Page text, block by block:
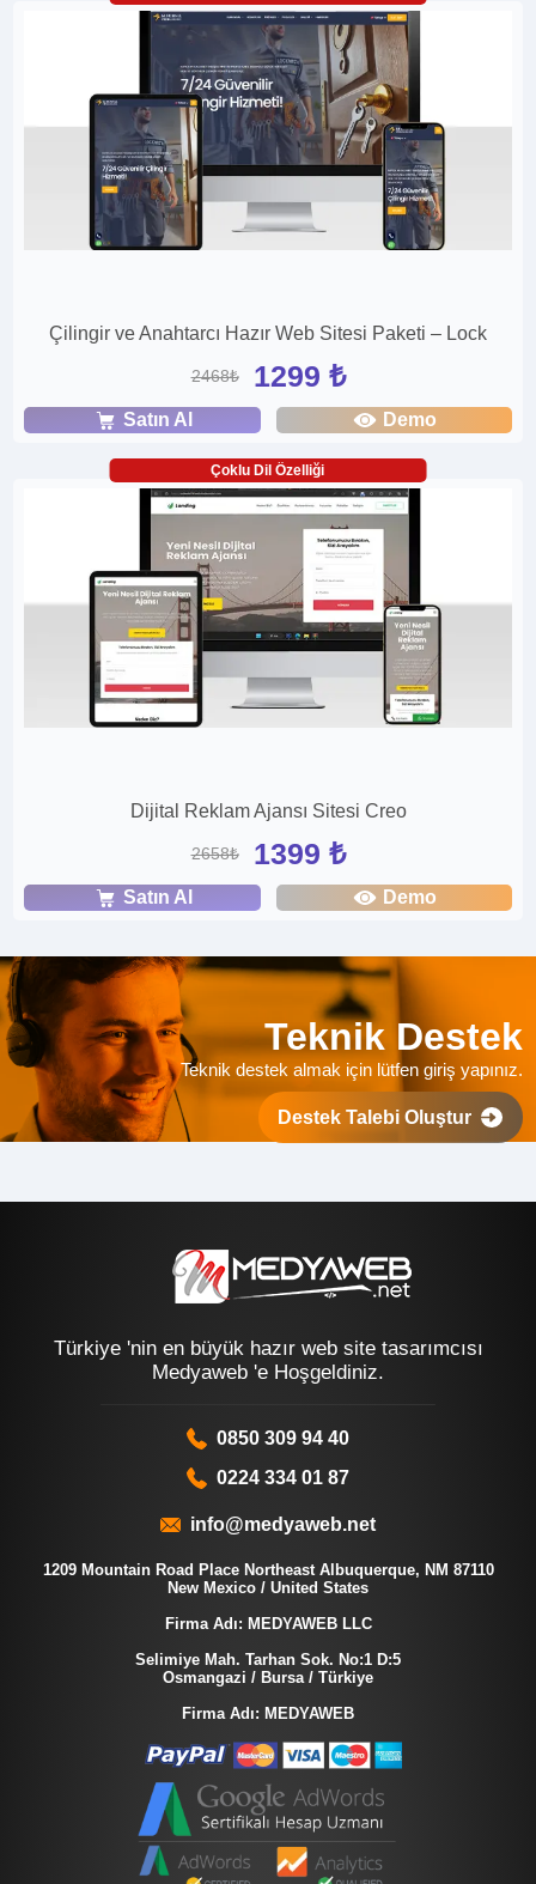
Çilingir ve Anahtarcı Hazır Web Sitesi Paketi – Lock
2468₺ 1299 ₺
Satın Al Demo
Çoklu Dil Özelliği
Dijital Reklam Ajansı Sitesi Creo
2658₺ 1399 ₺
Satın Al Demo
Teknik Destek
Teknik destek almak için lütfen giriş yapınız.
Destek Talebi Oluştur
Türkiye 'nin en büyük hazır web site tasarımcısı
Medyaweb 'e Hoşgeldiniz.
0850 309 94 40
0224 334 01 87
info@medyaweb.net
1209 Mountain Road Place Northeast Albuquerque, NM 87110
New Mexico / United States
Firma Adı: MEDYAWEB LLC
Selimiye Mah. Tarhan Sok. No:1 D:5
Osmangazi / Bursa / Türkiye
Firma Adı: MEDYAWEB